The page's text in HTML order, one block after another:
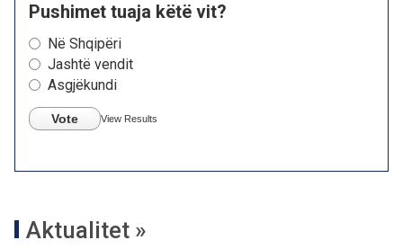
Pushimet tuaja këtë vit?
Në Shqipëri
Jashtë vendit
Asgjëkundi
Vote View Results
Aktualitet »